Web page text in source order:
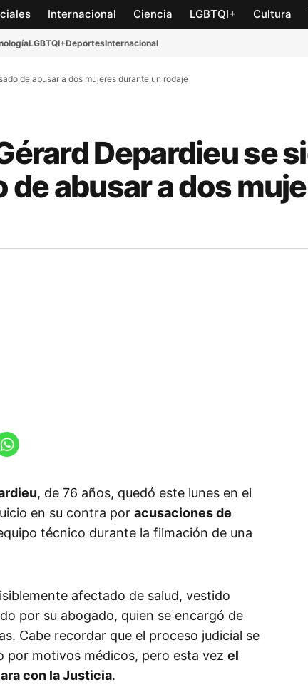
Internacional Ciencia LGBTQI+ Cultura
LGBTQI+DeportesInternacional
de abusar a dos mujeres durante un rodaje
Depardieu se
abusar a dos
, de 76 años, quedó este lunes en el
en su contra por acusaciones de
técnico durante la filmación de una
afectado de salud, vestido
por su abogado, quien se encargó de
Cabe recordar que el proceso judicial se
por motivos médicos, pero esta vez el
con la Justicia.